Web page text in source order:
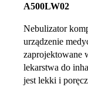
A500LW02
Nebulizator
urządzenie
zaprojektowane
lekarstwa do
jest lekki i